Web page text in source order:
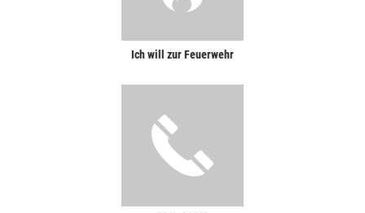
Ich will zur Feuerwehr